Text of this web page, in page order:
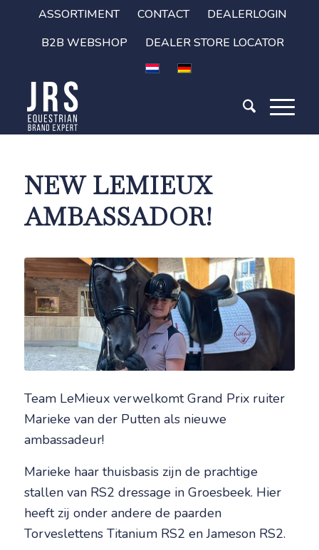
ASSORTIMENT CONTACT
DEALERLOGIN
B2B WEBSHOP
DEALER STORE LOCATOR
NEW LEMIEUX
AMBASSADOR!
Team LeMieux verwelkomt Grand Prix ruiter
Marieke van der Putten als nieuwe
ambassadeur!
Marieke haar thuisbasis zijn de prachtige
stallen van RS2 dressage in Groesbeek. Hier
heeft zij onder andere de paarden
Torveslettens Titanium RS2 en Jameson RS2.